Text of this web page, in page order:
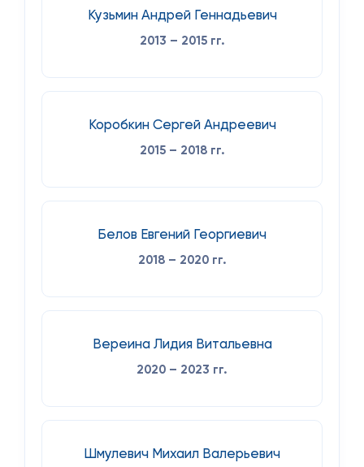
Кузьмин Андрей Геннадьевич
2013 – 2015 гг.
Коробкин Сергей Андреевич
2015 – 2018 гг.
Белов Евгений Георгиевич
2018 – 2020 гг.
Вереина Лидия Витальевна
2020 – 2023 гг.
Шмулевич Михаил Валерьевич